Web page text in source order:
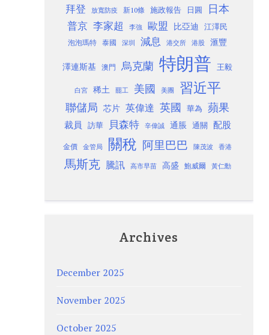
拜登 放寬防疫 新10條 施政報告 日圓 日本
普京 李家超 李強 歐盟 比亞迪 江澤民
泡泡瑪特 泰國 深圳 減息 港交所 港股 滙豐
澤連斯基 澳門 烏克蘭 特朗普 王毅
白宮 稀土 罷工 美國 美團 習近平
聯儲局 芯片 英偉達 英國 華為 蘋果
裁員 訪華 貝森特 辛偉誠 通脹 通關 配股
金價 金管局 關稅 阿里巴巴 陳茂波 香港
馬斯克 騰訊 高市早苗 高盛 鮑威爾 黃仁勳
Archives
December 2025
November 2025
October 2025